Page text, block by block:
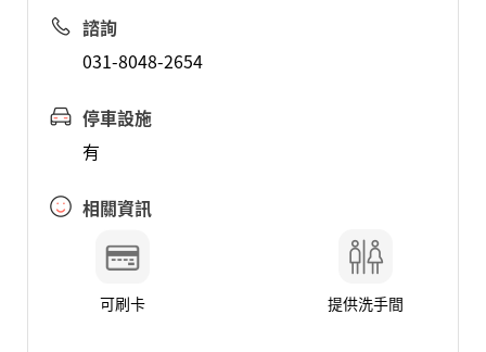
諮詢
031-8048-2654
停車設施
有
相關資訊
可刷卡 提供洗手間